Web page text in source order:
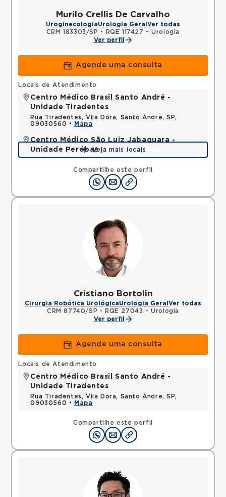
Murilo Crellis De Carvalho
UroginecologiaUrologia Geral Ver todas
CRM 183303/SP •
RQE 117427 - Urologia
Ver perfil
Agende uma consulta
Compartilhe este perfil
Locais de Atendimento
Centro Médico Brasil Santo André -
Unidade Tiradentes
Rua Tiradentes, Vila Dora, Santo Andre, SP,
09030560 •
Mapa
Centro Médico São Luiz Jabaquara -
Unidade Peróbas
Rua das Perobas, Jabaquara, Sao Paulo, SP,
Mapa
Veja mais locais
Cristiano Bortolin
Cirurgia Robótica UrológicaUrologia Geral Ver todas
CRM 87740/SP •
RQE 27043 - Urologia
Ver perfil
Agende uma consulta
Compartilhe este perfil
Locais de Atendimento
Centro Médico Brasil Santo André -
Unidade Tiradentes
Rua Tiradentes, Vila Dora, Santo Andre, SP,
09030560 •
Mapa